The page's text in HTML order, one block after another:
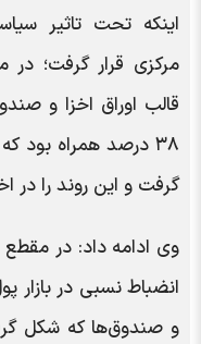
اینکه تحت تاثیر
مرکزی قرار گرفت؛
۳۸ درصد همراه بود
گرفت و این روند را در
وی ادامه داد: در
انضباط نسبی در بازار
و صندوق‌ها که شکل